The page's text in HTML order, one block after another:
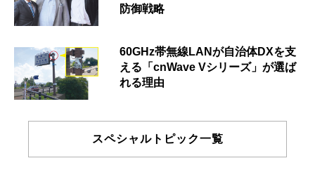
防御戦略
60GHz帯無線LANが自治体DXを支
える「cnWave Vシリーズ」が選ば
れる理由
スペシャルトピック一覧